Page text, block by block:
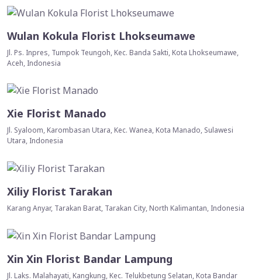
Wulan Kokula Florist Lhokseumawe
Jl. Ps. Inpres, Tumpok Teungoh, Kec. Banda Sakti, Kota Lhokseumawe,
Aceh, Indonesia
Xie Florist Manado
Jl. Syaloom, Karombasan Utara, Kec. Wanea, Kota Manado, Sulawesi
Utara, Indonesia
Xiliy Florist Tarakan
Karang Anyar, Tarakan Barat, Tarakan City, North Kalimantan, Indonesia
Xin Xin Florist Bandar Lampung
Jl. Laks. Malahayati, Kangkung, Kec. Telukbetung Selatan, Kota Bandar